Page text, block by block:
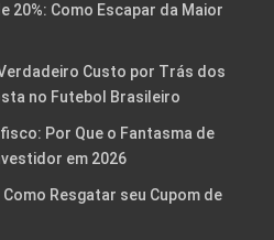
20%: Como Escapar da Maior
Custo por Trás dos
no Futebol Brasileiro
Por Que o Fantasma de
em 2026
Como Resgatar seu Cupom de